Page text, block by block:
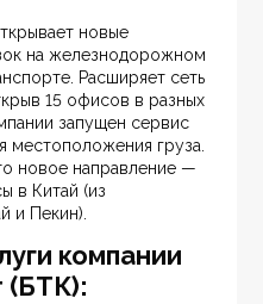
новые
на железнодорожном
Расширяет сеть
15 офисов в разных
запущен сервис
местоположения груза.
новое направление —
в Китай (из
и Пекин).
компании
(БТК):